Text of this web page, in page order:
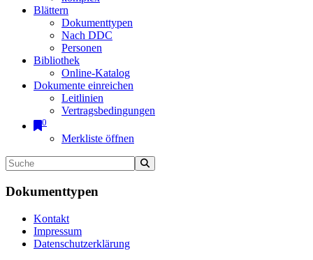
Blättern
Dokumenttypen
Nach DDC
Personen
Bibliothek
Online-Katalog
Dokumente einreichen
Leitlinien
Vertragsbedingungen
0
Merkliste öffnen
Dokumenttypen
Kontakt
Impressum
Datenschutzerklärung